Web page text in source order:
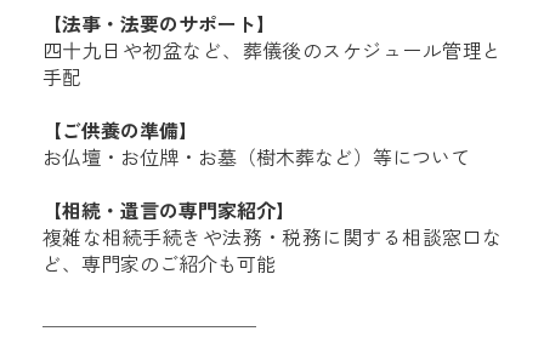
【法事・法要のサポート】
四十九日や初盆など、葬儀後のスケジュール管理と
手配
【ご供養の準備】
お仏壇・お位牌・お墓（樹木葬など）等について
【相続・遺言の専門家紹介】
複雑な相続手続きや法務・税務に関する相談窓口な
ど、専門家のご紹介も可能